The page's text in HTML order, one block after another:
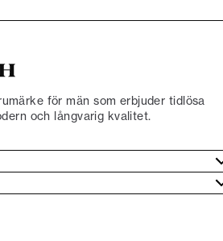
för män som erbjuder tidlösa
och långvarig kvalitet.